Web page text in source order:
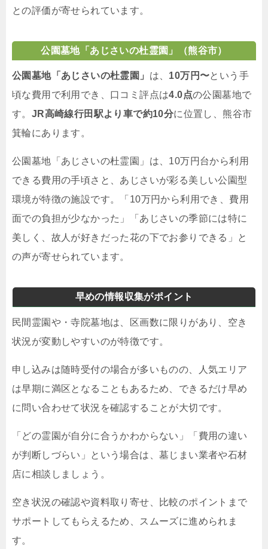
との評価が寄せられています。
公園墓地「あじさいの杜霊園」（熊谷市）
公園墓地「あじさいの杜霊園」 は、 10万円〜という手
頃な費用で利用でき、口コミ評点は4.0点の公園墓地で
す。 JR高崎線行田駅より車で約10分に位置し、熊谷市
箕輪にあります。
公園墓地「あじさいの杜霊園」は、10万円台から利用
できる費用の手頃さと、あじさいが彩る美しい公園型
環境が特徴の施設です。「10万円から利用でき、費用
面での負担が少なかった」「あじさいの季節には特に
美しく、故人が好きだった花の下でお参りできる」と
の声が寄せられています。
早めの情報収集がポイント
民間霊園や・寺院墓地は、区画数に限りがあり、空き
状況が変動しやすいのが特徴です。
申し込みは随時受付の場合が多いものの、人気エリア
は早期に満区となることもあるため、できるだけ早め
に問い合わせて状況を確認することが大切です。
「どの霊園が自分に合うかわからない」「費用の違い
が判断しづらい」という場合は、墓じまい業者や石材
店に相談しましょう。
空き状況の確認や資料取り寄せ、比較のポイントまで
サポートしてもらえるため、スムーズに進められま
す。